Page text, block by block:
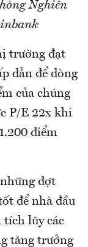
Nghiên
trường đạt
dẫn để dòng
của chúng
P/E 22x khi
điểm
đợt
để nhà đầu
tích lũy các
tăng trưởng